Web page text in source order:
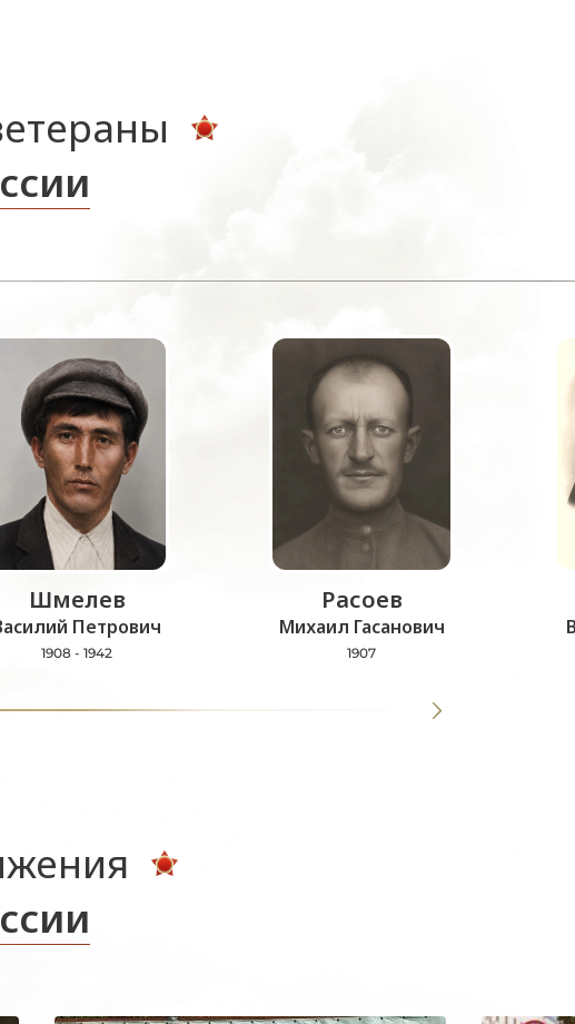
Шмелев
Петрович
1908 - 1942
Расоев
Михаил Гасанович
1907